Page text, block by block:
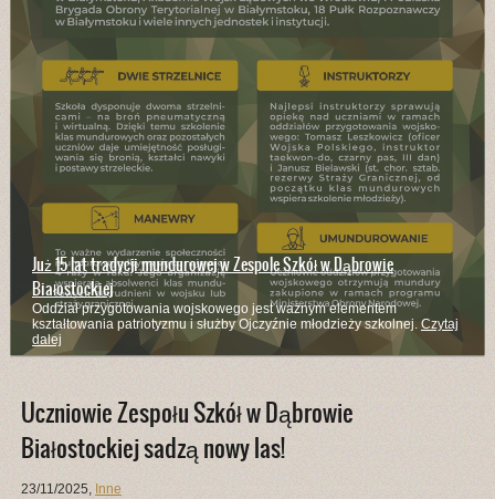
Już 15 lat tradycji mundurowej w Zespole Szkół w Dąbrowie
Białostockiej
Oddział przygotowania wojskowego jest ważnym elementem
kształtowania patriotyzmu i służby Ojczyźnie młodzieży szkolnej. Czytaj
dalej
Uczniowie Zespołu Szkół w Dąbrowie
Białostockiej sadzą nowy las!
23/11/2025, Inne